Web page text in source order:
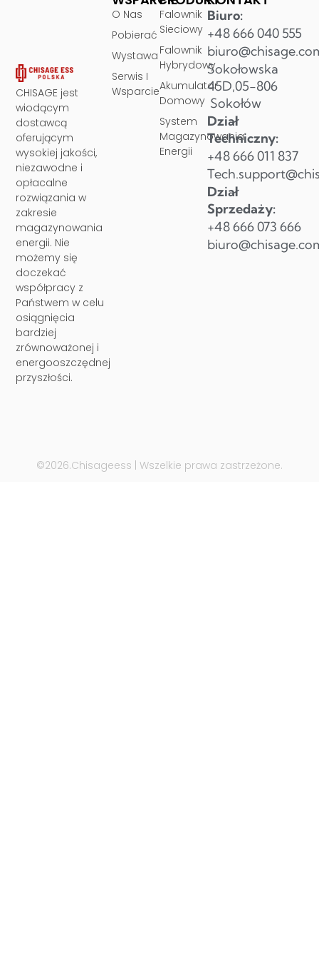
CHISAGE jest
wiodącym
dostawcą
oferującym
wysokiej jakości,
niezawodne i
opłacalne
rozwiązania w
zakresie
magazynowania
energii. Nie
możemy się
doczekać
współpracy z
Państwem w celu
osiągnięcia
bardziej
zrównoważonej i
energooszczędnej
przyszłości.
Falownik
Sieciowy
Falownik
Hybrydowy
Akumulator
Domowy
System
Magazynowania
Energii
O Nas
Pobierać
Wystawa
Serwis I
Wsparcie
Biuro:
+48 666 040 555
Sokołowska
45D,05-806
Sokołów
Dział
Techniczny:
+48 666 011 837
Dział
Sprzedaży:
+48 666 073 666
©2026.Chisageess | Wszelkie prawa zastrzeżone.